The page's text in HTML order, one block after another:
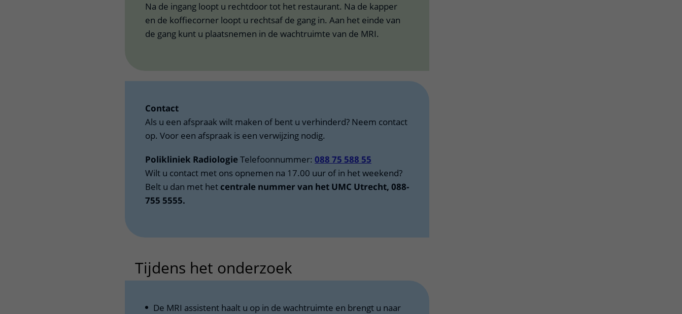
Na de ingang loopt u rechtdoor tot het restaurant. Na de kapper
en de koffiecorner loopt u rechtsaf de gang in. Aan het einde van
de gang kunt u plaatsnemen in de wachtruimte van de MRI.
Contact
Als u een afspraak wilt maken of bent u verhinderd? Neem contact
op. Voor een afspraak is een verwijzing nodig.
Polikliniek RadiologieTelefoonnummer: 088 75 588 55
Wilt u contact met ons opnemen na 17.00 uur of in het weekend?
Belt u dan met het centrale nummer van het UMC Utrecht, 088-
755 5555.
Tijdens het onderzoek
De MRI assistent haalt u op in de wachtruimte en brengt u naar